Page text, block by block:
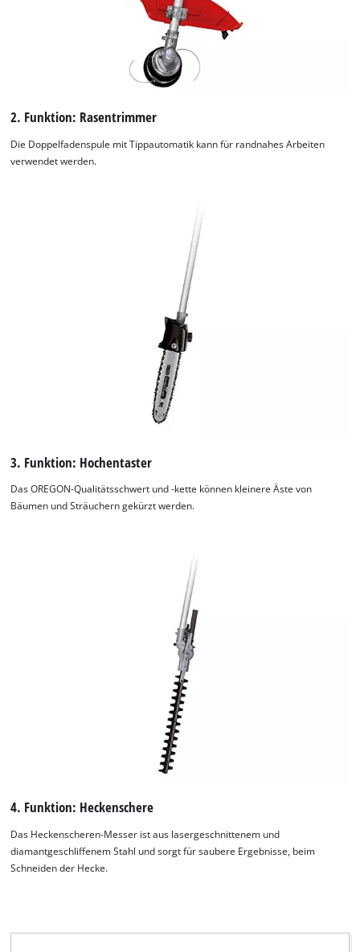
Wir benötigen deine Zustimmung, um
Google Maps laden zu können!
This content is not permitted to load due
to trackers that are not disclosed to the
visitor. The website owner needs to setup
the site with their CMP to add this content
to the list of technologies used.
2. Funktion: Rasentrimmer
Die Doppelfadenspule mit Tippautomatik kann für randnahes Arbeiten
verwendet werden.
3. Funktion: Hochentaster
Das OREGON-Qualitätsschwert und -kette können kleinere Äste von
Bäumen und Sträuchern gekürzt werden.
4. Funktion: Heckenschere
Das Heckenscheren-Messer ist aus lasergeschnittenem und
diamantgeschliffenem Stahl und sorgt für saubere Ergebnisse, beim
Schneiden der Hecke.